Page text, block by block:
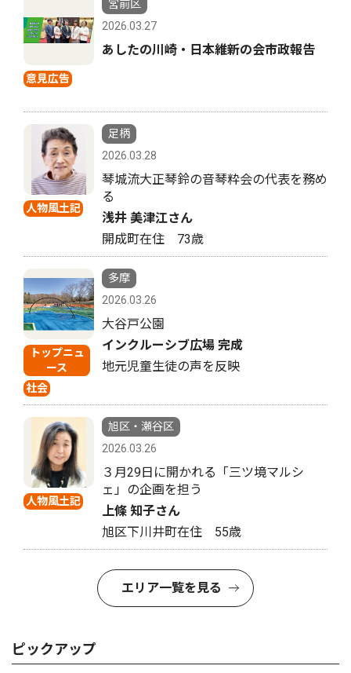
意見広告
宮前区
2026.03.27
あしたの川崎・日本維新の会市政報告
人物風土記
足柄
2026.03.28
琴城流大正琴鈴の音琴粋会の代表を務め
る
浅井 美津江さん
開成町在住 73歳
トップニュ
ース
社会
多摩
2026.03.26
大谷戸公園
インクルーシブ広場 完成
地元児童生徒の声を反映
人物風土記
旭区・瀬谷区
2026.03.26
３月29日に開かれる「三ツ境マルシ
ェ」の企画を担う
上條 知子さん
旭区下川井町在住 55歳
エリア一覧を見る
ピックアップ